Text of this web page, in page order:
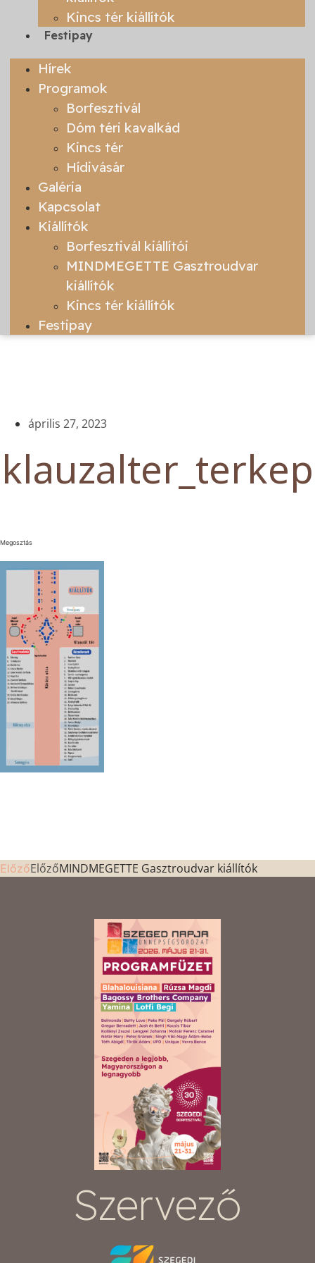
Kincs tér kiállítók
Festipay
Hírek
Programok
Borfesztivál
Dóm téri kavalkád
Kincs tér
Hídivásár
Galéria
Kapcsolat
Kiállítók
Borfesztivál kiállítói
MINDMEGETTE Gasztroudvar
kiállítók
Kincs tér kiállítók
Festipay
április 27, 2023
klauzalter_terkep
Megosztás
ElőzőElőzőMINDMEGETTE Gasztroudvar kiállítók
Szervező